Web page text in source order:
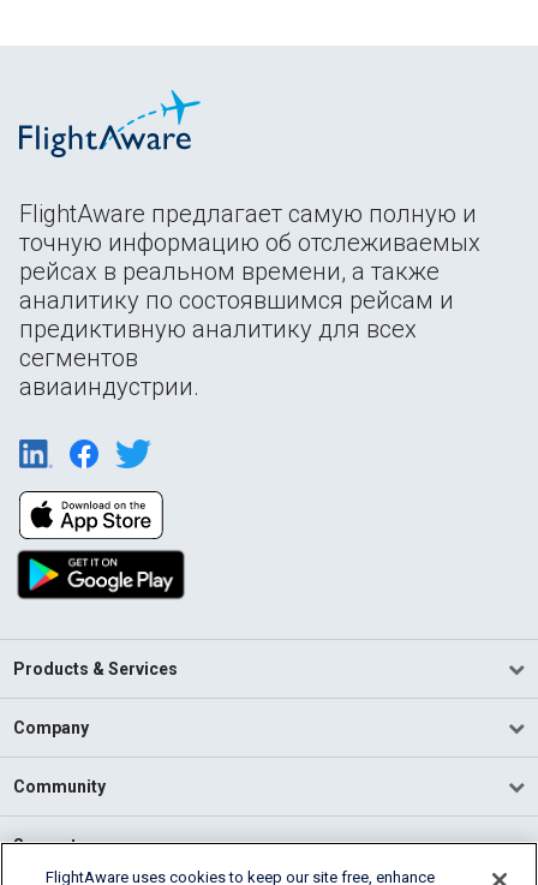
FlightAware предлагает самую полную и
точную информацию об отслеживаемых
рейсах в реальном времени, а также
аналитику по состоявшимся рейсам и
предиктивную аналитику для всех
сегментов
авиаиндустрии.
Products & Services
Company
Community
Support
FlightAware uses cookies to keep our site free, enhance